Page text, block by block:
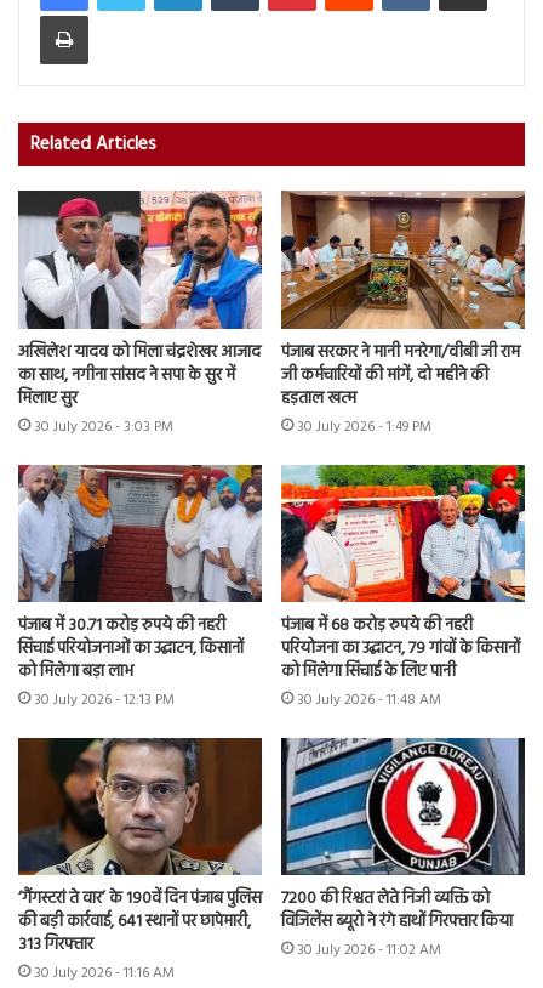
Print
Related Articles
अखिलेश यादव को मिला चंद्रशेखर आजाद
का साथ, नगीना सांसद ने सपा के सुर में
मिलाए सुर
30 July 2026 - 3:03 PM
पंजाब सरकार ने मानी मनरेगा/वीबी जी राम
जी कर्मचारियों की मांगें, दो महीने की
हड़ताल खत्म
30 July 2026 - 1:49 PM
पंजाब में 30.71 करोड़ रुपये की नहरी
सिंचाई परियोजनाओं का उद्घाटन, किसानों
को मिलेगा बड़ा लाभ
30 July 2026 - 12:13 PM
पंजाब में 68 करोड़ रुपये की नहरी
परियोजना का उद्घाटन, 79 गांवों के किसानों
को मिलेगा सिंचाई के लिए पानी
30 July 2026 - 11:48 AM
‘गैंगस्टरां ते वार’ के 190वें दिन पंजाब पुलिस
की बड़ी कार्रवाई, 641 स्थानों पर छापेमारी,
313 गिरफ्तार
30 July 2026 - 11:16 AM
7200 की रिश्वत लेते निजी व्यक्ति को
विजिलेंस ब्यूरो ने रंगे हाथों गिरफ्तार किया
30 July 2026 - 11:02 AM